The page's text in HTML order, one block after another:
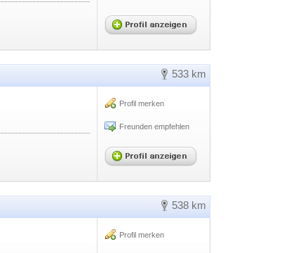
533 km
Profil merken
Freunden empfehlen
538 km
Profil merken